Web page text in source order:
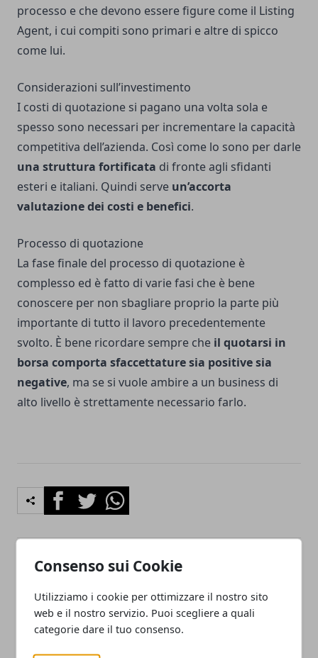
Consenso sui Cookie
Utilizziamo i cookie per ottimizzare il nostro sito
web e il nostro servizio. Puoi scegliere a quali
categorie dare il tuo consenso.
processo e che devono essere figure come il Listing
Agent, i cui compiti sono primari e altre di spicco
come lui.
Considerazioni sull’investimento
I costi di quotazione si pagano una volta sola e
spesso sono necessari per incrementare la capacità
competitiva dell’azienda. Così come lo sono per darle
una struttura fortificata di fronte agli sfidanti
esteri e italiani. Quindi serve un’accorta
valutazione dei costi e benefici.
Processo di quotazione
La fase finale del processo di quotazione è
complesso ed è fatto di varie fasi che è bene
conoscere per non sbagliare proprio la parte più
importante di tutto il lavoro precedentemente
svolto. È bene ricordare sempre che il quotarsi in
borsa comporta sfaccettature sia positive sia
negative, ma se si vuole ambire a un business di
alto livello è strettamente necessario farlo.
FacebookTwitterWhatsapp
Articolo Precedente
Come lanciare un prodotto
sul mercato italiano
Come far conoscere il
proprio brand sui social